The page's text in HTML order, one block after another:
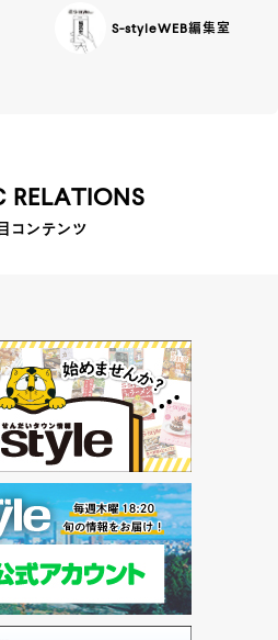
S-styleWEB編集室
RELATIONS
コンテンツ